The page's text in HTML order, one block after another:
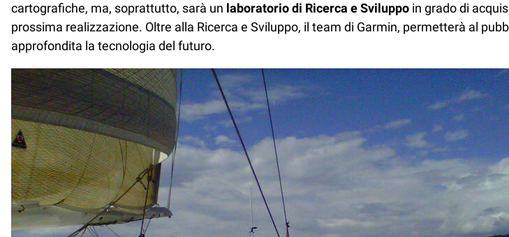
cartografiche, ma, soprattutto, sarà un laboratorio di Ricerca e Sviluppo in grado di
prossima realizzazione. Oltre alla Ricerca e Sviluppo, il team di Garmin, permetterà al
approfondita la tecnologia del futuro.